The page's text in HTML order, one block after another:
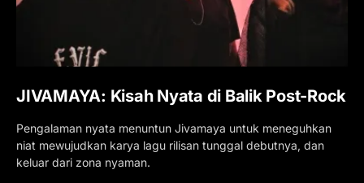
JIVAMAYA: Kisah Nyata di Balik Post-Rock
Pengalaman nyata menuntun Jivamaya untuk meneguhkan
niat mewujudkan karya lagu rilisan tunggal debutnya, dan
keluar dari zona nyaman.